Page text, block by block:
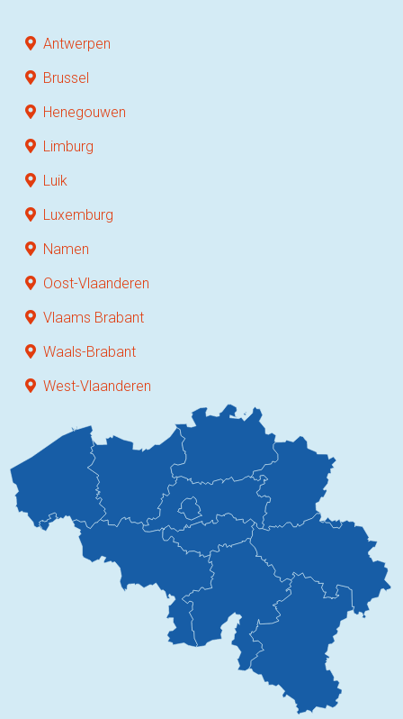
Antwerpen
Brussel
Henegouwen
Limburg
Luik
Luxemburg
Namen
Oost-Vlaanderen
Vlaams Brabant
Waals-Brabant
West-Vlaanderen